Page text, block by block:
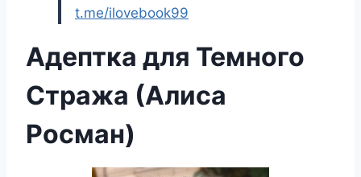
t.me/ilovebook99
Адептка для Темного
Стража (Алиса
Росман)